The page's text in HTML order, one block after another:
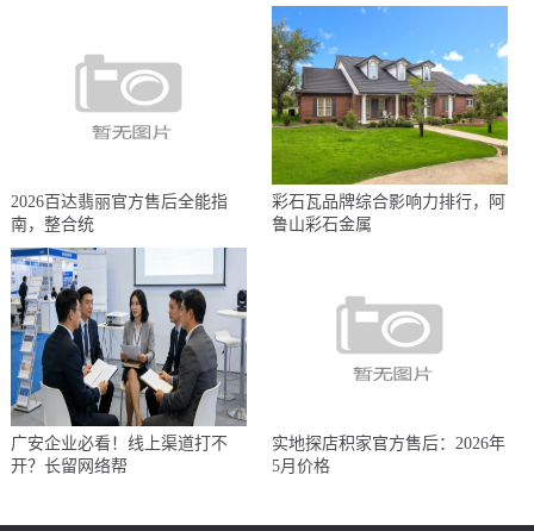
2026百达翡丽官方售后全能指
南，整合统
彩石瓦品牌综合影响力排行，阿
鲁山彩石金属
广安企业必看！线上渠道打不
开？长留网络帮
实地探店积家官方售后：2026年
5月价格